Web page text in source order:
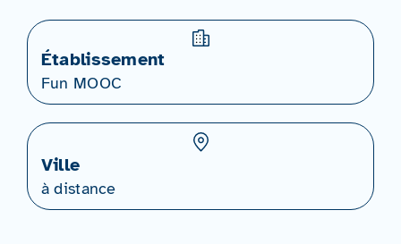
Établissement
Fun MOOC
Ville
à distance